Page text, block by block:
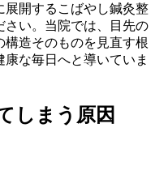
展開するこばやし鍼灸整
さい。当院では、目先の
造そのものを見直す根
な毎日へと導いていま
しまう原因